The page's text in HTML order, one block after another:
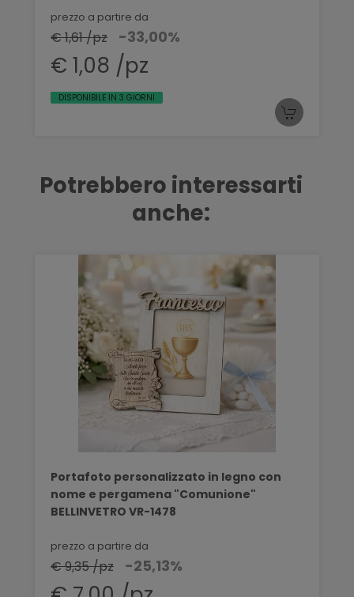
prezzo a partire da
€ 1,61 /pz -33,00%
€ 1,08 /pz
DISPONIBILE IN 3 GIORNI
Potrebbero interessarti
anche:
Portafoto personalizzato in legno con
nome e pergamena "Comunione"
BELLINVETRO VR-1478
prezzo a partire da
€ 9,35 /pz -25,13%